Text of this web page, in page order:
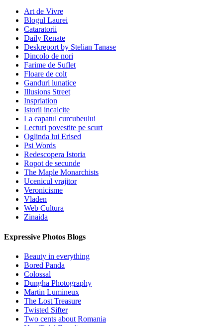
Art de Vivre
Blogul Laurei
Cataratorii
Daily Renate
Deskreport by Stelian Tanase
Dincolo de nori
Farime de Suflet
Floare de colt
Ganduri lunatice
Illusions Street
Inspriation
Istorii incalcite
La capatul curcubeului
Lecturi povestite pe scurt
Oglinda lui Erised
Psi Words
Redescopera Istoria
Ropot de secunde
The Maple Monarchists
Ucenicul vrajitor
Veronicisme
Vladen
Web Cultura
Zinaida
Expressive Photos Blogs
Beauty in everything
Bored Panda
Colossal
Dungha Photography
Martin Lumineux
The Lost Treasure
Twisted Sifter
Two cents about Romania